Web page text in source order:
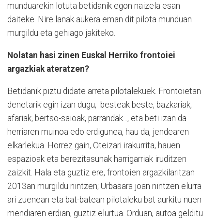
munduarekin lotuta betidanik egon naizela esan
daiteke. Nire lanak aukera eman dit pilota munduan
murgildu eta gehiago jakiteko.
Nolatan hasi zinen Euskal Herriko frontoiei
argazkiak ateratzen?
Betidanik piztu didate arreta pilotalekuek. Frontoietan
denetarik egin izan dugu, besteak beste, bazkariak,
afariak, bertso-saioak, parrandak..., eta beti izan da
herriaren muinoa edo erdigunea, hau da, jendearen
elkarlekua. Horrez gain, Oteizari irakurrita, hauen
espazioak eta berezitasunak harrigarriak iruditzen
zaizkit. Hala eta guztiz ere, frontoien argazkilaritzan
2013an murgildu nintzen; Urbasara joan nintzen elurra
ari zuenean eta bat-batean pilotaleku bat aurkitu nuen
mendiaren erdian, guztiz elurtua. Orduan, autoa gelditu